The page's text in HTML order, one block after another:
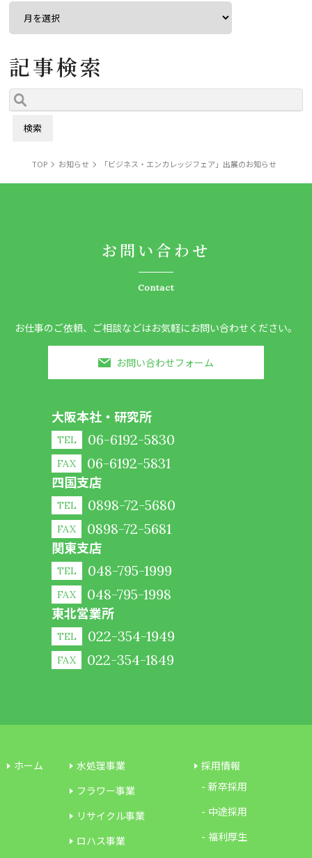
記事検索
TOP お知らせ 「ビジネス・エンカレッジフェア」出展のお知らせ
お問い合わせ
Contact
お仕事のご依頼、ご相談などはお気軽にお問い合わせください。
お問い合わせフォーム
大阪本社・研究所
TEL 06-6192-5830
FAX 06-6192-5831
四国支店
TEL 0898-72-5680
FAX 0898-72-5681
関東支店
TEL 048-795-1999
FAX 048-795-1998
東北営業所
TEL 022-354-1949
FAX 022-354-1849
ホーム
水処理事業
フラワー事業
リサイクル事業
ロハス事業
採用情報
新卒採用
中途採用
福利厚生